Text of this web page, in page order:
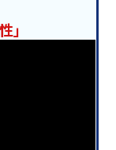
」